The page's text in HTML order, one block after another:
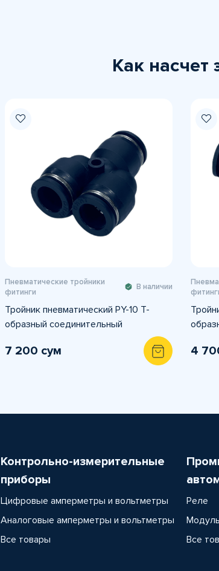
Как насчет
Пневматические тройники
фитинги
В наличии
Тройник пневматический PY-10 T-
образный соединительный
7 200 сум 4
Контрольно-измерительные
приборы
Цифровые амперметры и вольтметры
Аналоговые амперметры и вольтметры
Все товары
Реле
Все